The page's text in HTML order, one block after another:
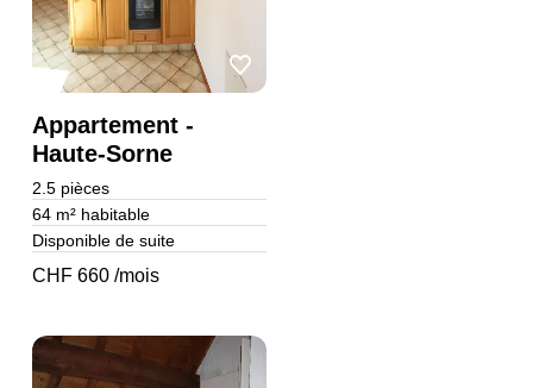
Appartement -
Haute-Sorne
2.5pièces
64 m²habitable
Disponible de suite
CHF 660 /mois